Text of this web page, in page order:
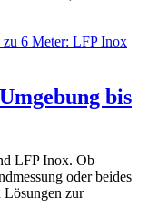
bis
LFP Inox. Ob
oder beides
Lösungen zur